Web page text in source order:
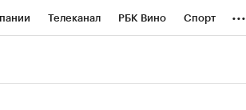
Телеканал РБК Вино Спорт ...